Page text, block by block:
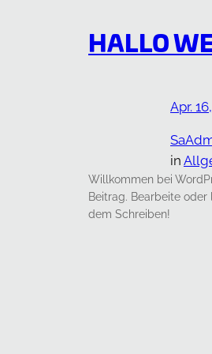
HALLO
Apr.
in
Willkommen bei
Beitrag. Bearbeite
dem Schreiben!